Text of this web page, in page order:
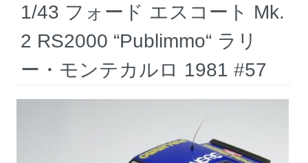
1/43 フォード エスコート Mk.
2 RS2000 “Publimmo“ ラリ
ー・モンテカルロ 1981 #57